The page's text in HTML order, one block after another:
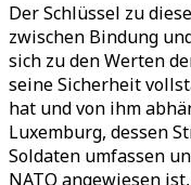
Der Schlüssel zu
zwischen Bindung
sich zu den Werten
seine Sicherheit
hat und von ihm
Luxemburg, dessen
Soldaten umfassen
NATO angewiesen